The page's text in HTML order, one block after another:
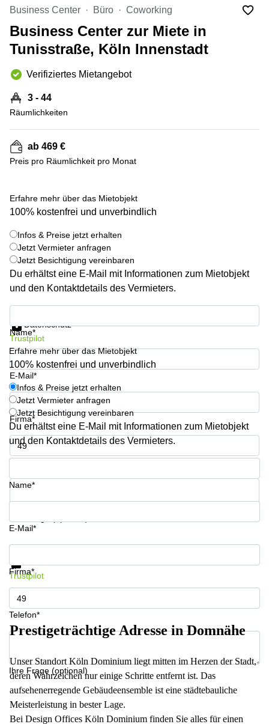
Düsseldorf
Büro
mieten
Köln
Büro
Essen
Büro
mieten
Hannover
Seminarraum
mieten
Neuss
Büro
mieten
Hamburg
Büro
mieten
Mitte
Büro
mieten
Dortmund
Tagungsraum
München
Büro
Mannheim
mieten
Büro
mieten
Meetingraum
Köln
10
Berlin
Kienberger
Allee 4
Berlin
Schönefeld
8 Hannover
21 Regus
Düsseldorf
Arcus
Str.
Mainzer
69
Frankfurt
Europaplatz
2 Berlin
Regus
726 Köln
Hohenstaufenring
62 Köln
Erna-
Scheffler-
Str. 1A
Köln
Hohenzollernring
57 Koln
Erhard-
Straße 18
Hamburg
Business Center Büro Coworking
Business Center zur Miete in
Tunisstraße, Köln Innenstadt
Verifiziertes Mietangebot
3 - 44
Räumlichkeiten
ab 469 €
Preis pro Räumlichkeit pro Monat
Erfahre mehr über das Mietobjekt
100% kostenfrei und unverbindlich
Infos & Preise jetzt erhalten
Jetzt Vermieter anfragen
Jetzt Besichtigung vereinbaren
Du erhältst eine E-Mail mit Informationen zum Mietobjekt
und den Kontaktdetails des Vermieters.
Name*
E-Mail*
Firma*
Telefon*
Datenschutz
Trustpilot
Erfahre mehr über das Mietobjekt
100% kostenfrei und unverbindlich
Infos & Preise jetzt erhalten
Jetzt Vermieter anfragen
Jetzt Besichtigung vereinbaren
Du erhältst eine E-Mail mit Informationen zum Mietobjekt
und den Kontaktdetails des Vermieters.
Name*
E-Mail*
Firma*
Telefon*
Ihre Frage (optional)
Infos & Preise jetzt erhalten
Trustpilot
Prestigeträchtige Adresse in Domnähe
Unser Standort Köln Dominium liegt mitten im Herzen der Stadt,
deren Wahrzeichen nur einige Schritte entfernt ist. Das
aufsehenerregende Gebäudeensemble ist eine städtebauliche
Meisterleistung in bester Lage.
Bei Design Offices Köln Dominium finden Sie alles für einen